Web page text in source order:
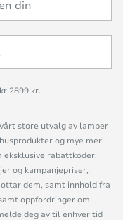
2899 kr.
store utvalg av lamper
og mye mer!
rabattkoder,
og kampanjepriser,
dem, samt innhold fra
oppfordringer om
deg av til enhver tid